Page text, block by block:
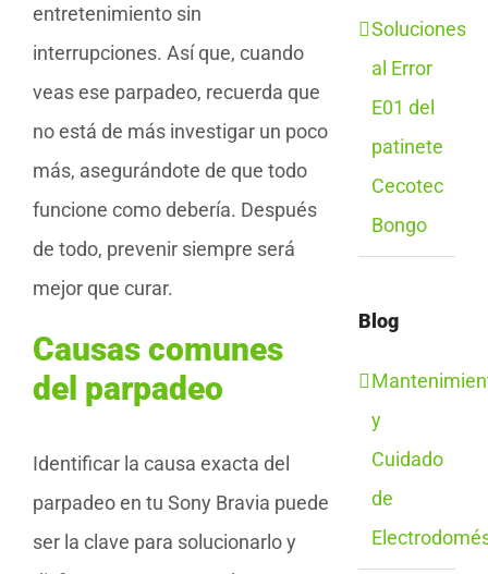
entretenimiento sin
interrupciones. Así que, cuando
veas ese parpadeo, recuerda que
no está de más investigar un poco
más, asegurándote de que todo
funcione como debería. Después
de todo, prevenir siempre será
mejor que curar.
Causas comunes
del parpadeo
Identificar la causa exacta del
parpadeo en tu Sony Bravia puede
ser la clave para solucionarlo y
Soluciones
al Error
E01 del
patinete
Cecotec
Bongo
Blog
y
Cuidado
de